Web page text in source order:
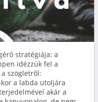
stratégiája: a
idézzük fel a
szögletről:
a labda utoljára
akár a